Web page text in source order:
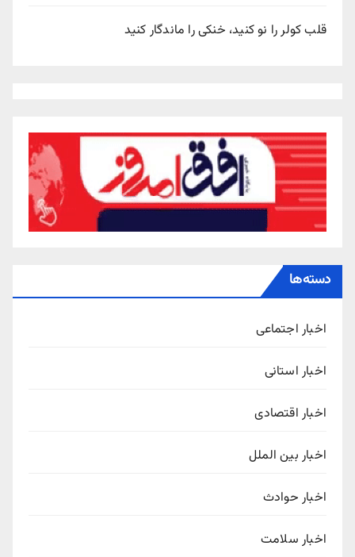
قلب کولر را نو کنید، خنکی را ماندگار کنید
دسته‌ها
اخبار اجتماعی
اخبار استانی
اخبار اقتصادی
اخبار بین الملل
اخبار حوادث
اخبار سلامت